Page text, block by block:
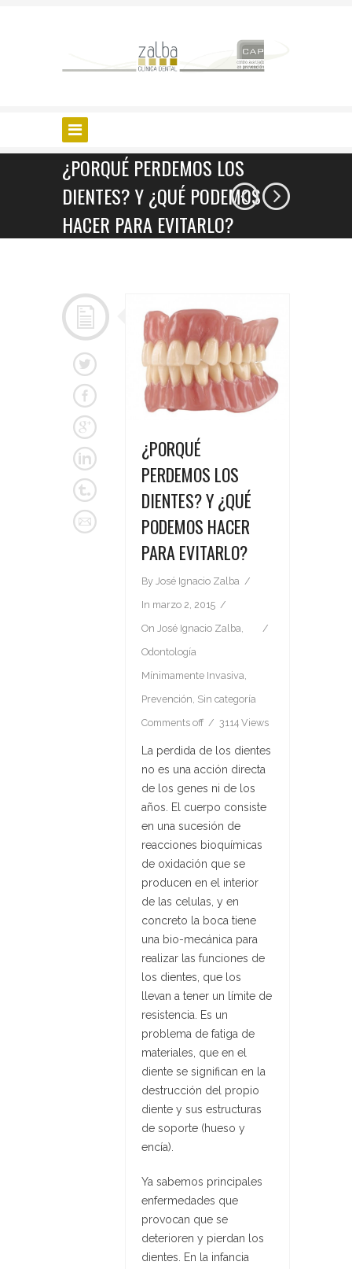
¿PORQUÉ PERDEMOS LOS
DIENTES? Y ¿QUÉ PODEMOS
HACER PARA EVITARLO?
¿PORQUÉ
PERDEMOS LOS
DIENTES? Y ¿QUÉ
PODEMOS HACER
PARA EVITARLO?
By José Ignacio Zalba
In marzo 2, 2015
On José Ignacio Zalba,
Odontología
Mínimamente Invasiva,
Prevención, Sin categoría
Comments off
3114 Views
La perdida de los dientes
no es una acción directa
de los genes ni de los
años. El cuerpo consiste
en una sucesión de
reacciones bioquímicas
de oxidación que se
producen en el interior
de las celulas, y en
concreto la boca tiene
una bio-mecánica para
realizar las funciones de
los dientes, que los
llevan a tener un límite de
resistencia. Es un
problema de fatiga de
materiales, que en el
diente se significan en la
destrucción del propio
diente y sus estructuras
de soporte (hueso y
encía).
Ya sabemos principales
enfermedades que
provocan que se
deterioren y pierdan los
dientes. En la infancia